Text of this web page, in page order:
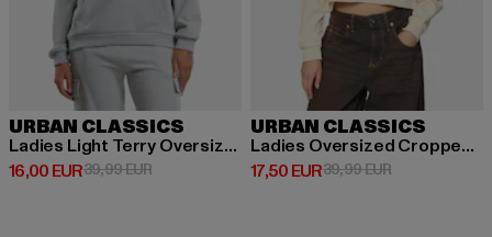
URBAN CLASSICS
Ladies Light Terry Oversized
16,00 EUR
Derzeitiger Preis: 16,00 EUR
39,99 EURAktionspreis: 39,99 EUR
URBAN CLASSICS
Ladies Oversized Cropped Light Terry
17,50 EUR
Derzeitiger Preis: 17,50 EUR
39,99 EURAktionspreis: